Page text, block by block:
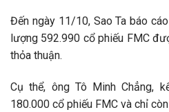
Đến ngày 11/10, Sao Ta báo
lượng 592.990 cổ phiếu FMC
thỏa thuận.
Cụ thể, ông Tô Minh Chẳng,
180.000 cổ phiếu FMC và chỉ